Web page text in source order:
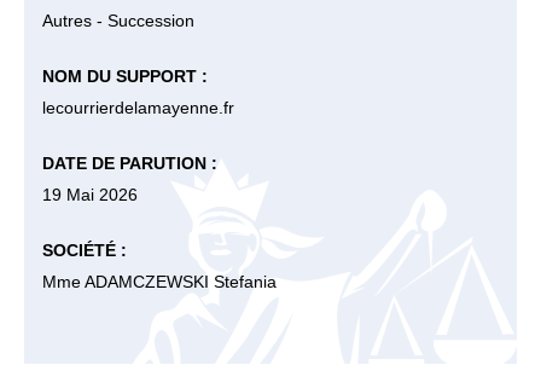
Autres - Succession
NOM DU SUPPORT :
lecourrierdelamayenne.fr
DATE DE PARUTION :
19 Mai 2026
SOCIÉTÉ :
Mme ADAMCZEWSKI Stefania